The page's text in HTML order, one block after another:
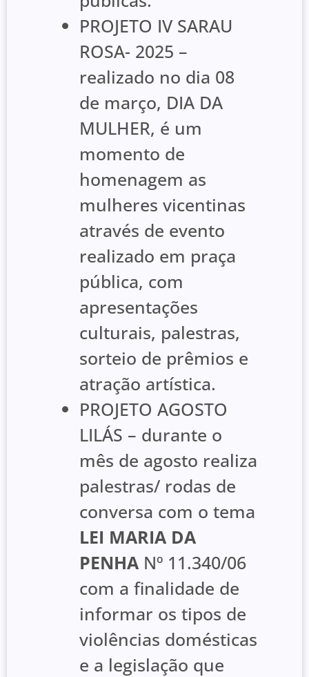
PROJETO IV SARAU
ROSA- 2025 –
realizado no dia 08
de março, DIA DA
MULHER, é um
momento de
homenagem as
mulheres vicentinas
através de evento
realizado em praça
pública, com
apresentações
culturais, palestras,
sorteio de prêmios e
atração artística.
PROJETO AGOSTO
LILÁS – durante o
mês de agosto realiza
palestras/ rodas de
conversa com o tema
LEI MARIA DA
PENHA Nº 11.340/06
com a finalidade de
informar os tipos de
violências domésticas
e a legislação que